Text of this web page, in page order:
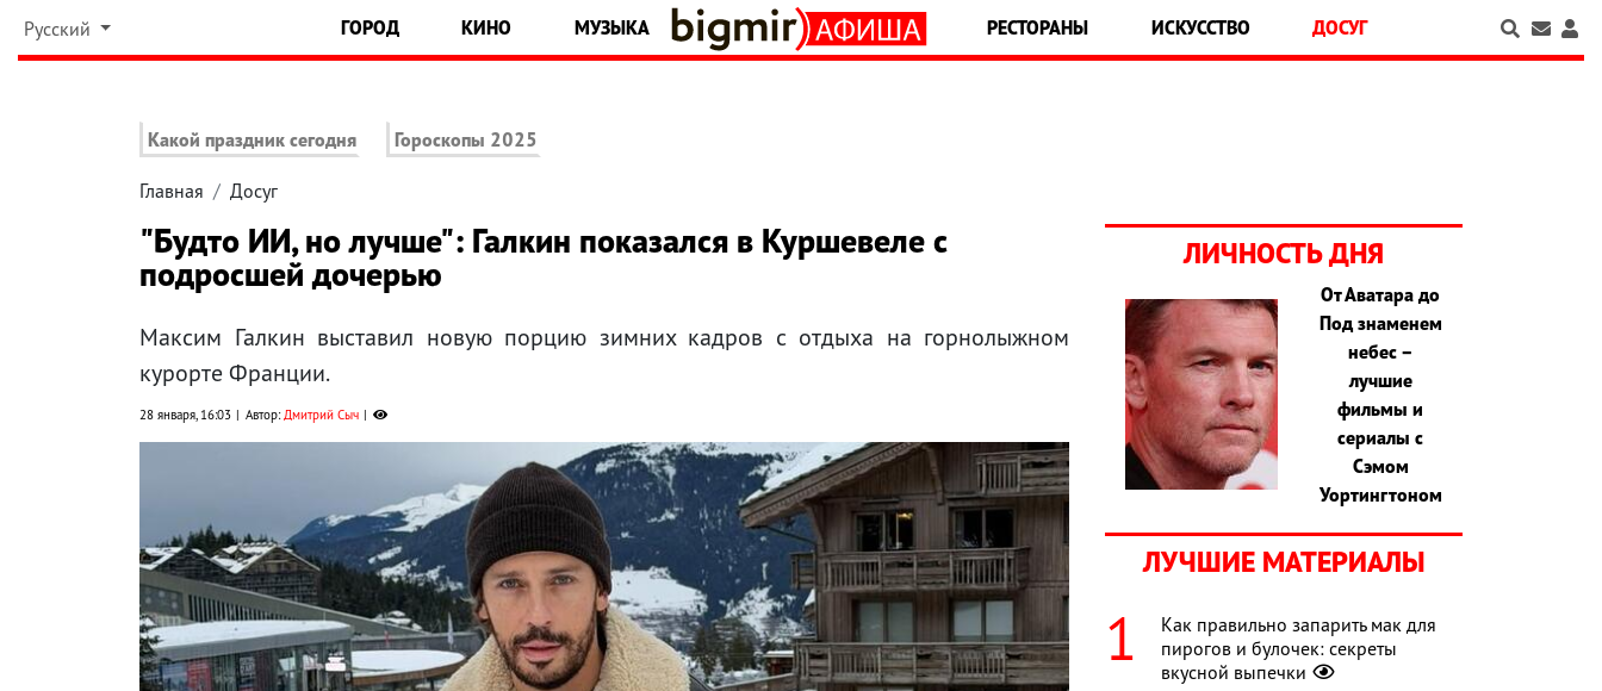
Русский ГОРОД КИНО МУЗЫКА РЕСТОРАНЫ ИСКУССТВО ДОСУГ
Какой праздник сегодня Гороскопы 2025
Главная Досуг
"Будто ИИ, но лучше": Галкин показался в Куршевеле с
подросшей дочерью
Максим Галкин выставил новую порцию зимних кадров с отдыха на горнолыжном
курорте Франции.
28 января, 16:03 Автор:Дмитрий Сыч
ЛИЧНОСТЬ ДНЯ
От Аватара до
Под знаменем
небес –
лучшие
фильмы и
сериалы с
Сэмом
Уортингтоном
ЛУЧШИЕ МАТЕРИАЛЫ
Как правильно запарить мак для
пирогов и булочек: секреты
вкусной выпечки